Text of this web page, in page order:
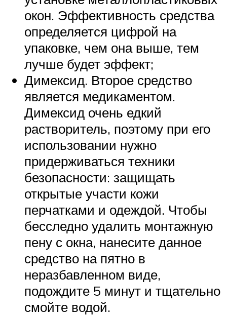
окон. Эффективность средства
определяется цифрой на
упаковке, чем она выше, тем
лучше будет эффект;
Димексид. Второе средство
является медикаментом.
Димексид очень едкий
растворитель, поэтому при его
использовании нужно
придерживаться техники
безопасности: защищать
открытые участи кожи
перчатками и одеждой. Чтобы
бесследно удалить монтажную
пену с окна, нанесите данное
средство на пятно в
неразбавленном виде,
подождите 5 минут и тщательно
смойте водой.